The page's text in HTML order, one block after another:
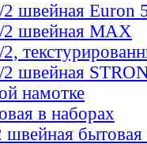
швейная Euron
2 швейная МАХ
швейная
намотке
в наборах
швейная бытовая